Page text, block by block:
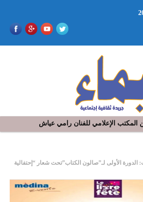
الدولي: رؤوف ماهر يتالق و يشد الجمهور
الدورة الأولى لـ”صالون الكتاب”تحت شعار “إحتفالية